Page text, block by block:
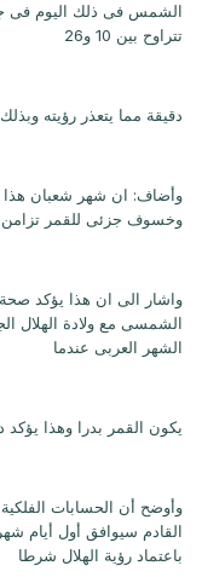
الشمس فى ذلك اليوم فى
تتراوح بين 10 و26
دقيقة مما يتعذر رؤيته
وأضاف: ان شهر شعبان
وخسوف جزئى للقمر تزامن
واشار الى ان هذا يؤكد
الشمسى مع ولادة الهلال
الشهر العربى عندما
يكون القمر بدرا وهذا يؤكد
وأوضح أن الحسابات الفلكية
القادم سيوافق أول أيام
باعتماد رؤية الهلال شرطا